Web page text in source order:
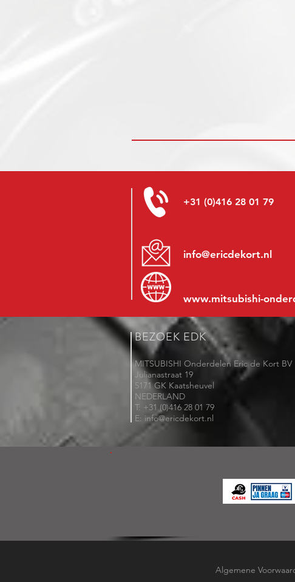
+31 (0)416 28 01 79
info@ericdekort.nl
www.mitsubishi-
BEZOEK EDK
MITSUBISHI Onderdelen Eric de Kort BV
Julianastraat 19
5171 GK Kaatsheuvel
NEDERLAND
T: +31 (0)416 28 01 79
E: info@ericdekort.nl
Algemene